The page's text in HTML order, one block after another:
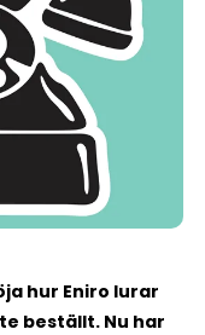
hur Eniro lurar
beställt. Nu har